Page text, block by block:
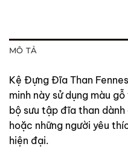
MÔ TẢ
Kệ Đựng Đĩa Than
minh này sử dụng màu
bộ sưu tập đĩa than
hoặc những người yêu
hiện đại.